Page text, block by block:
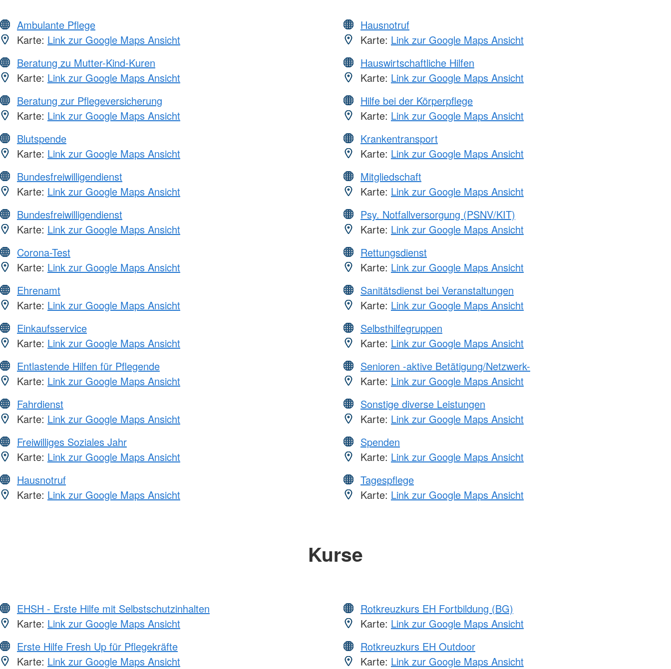
Ambulante Pflege
Karte: Link zur Google Maps Ansicht
Beratung zu Mutter-Kind-Kuren
Karte: Link zur Google Maps Ansicht
Beratung zur Pflegeversicherung
Karte: Link zur Google Maps Ansicht
Blutspende
Karte: Link zur Google Maps Ansicht
Bundesfreiwilligendienst
Karte: Link zur Google Maps Ansicht
Bundesfreiwilligendienst
Karte: Link zur Google Maps Ansicht
Corona-Test
Karte: Link zur Google Maps Ansicht
Ehrenamt
Karte: Link zur Google Maps Ansicht
Einkaufsservice
Karte: Link zur Google Maps Ansicht
Entlastende Hilfen für Pflegende
Karte: Link zur Google Maps Ansicht
Fahrdienst
Karte: Link zur Google Maps Ansicht
Freiwilliges Soziales Jahr
Karte: Link zur Google Maps Ansicht
Hausnotruf
Karte: Link zur Google Maps Ansicht
Hausnotruf
Karte: Link zur Google Maps Ansicht
Hauswirtschaftliche Hilfen
Karte: Link zur Google Maps Ansicht
Hilfe bei der Körperpflege
Karte: Link zur Google Maps Ansicht
Krankentransport
Karte: Link zur Google Maps Ansicht
Mitgliedschaft
Karte: Link zur Google Maps Ansicht
Psy. Notfallversorgung (PSNV/KIT)
Karte: Link zur Google Maps Ansicht
Rettungsdienst
Karte: Link zur Google Maps Ansicht
Sanitätsdienst bei Veranstaltungen
Karte: Link zur Google Maps Ansicht
Selbsthilfegruppen
Karte: Link zur Google Maps Ansicht
Senioren -aktive Betätigung/Netzwerk-
Karte: Link zur Google Maps Ansicht
Sonstige diverse Leistungen
Karte: Link zur Google Maps Ansicht
Spenden
Karte: Link zur Google Maps Ansicht
Tagespflege
Karte: Link zur Google Maps Ansicht
Kurse
EHSH - Erste Hilfe mit Selbstschutzinhalten
Karte: Link zur Google Maps Ansicht
Erste Hilfe Fresh Up für Pflegekräfte
Karte: Link zur Google Maps Ansicht
Rotkreuzkurs EH Fortbildung (BG)
Karte: Link zur Google Maps Ansicht
Rotkreuzkurs EH Outdoor
Karte: Link zur Google Maps Ansicht